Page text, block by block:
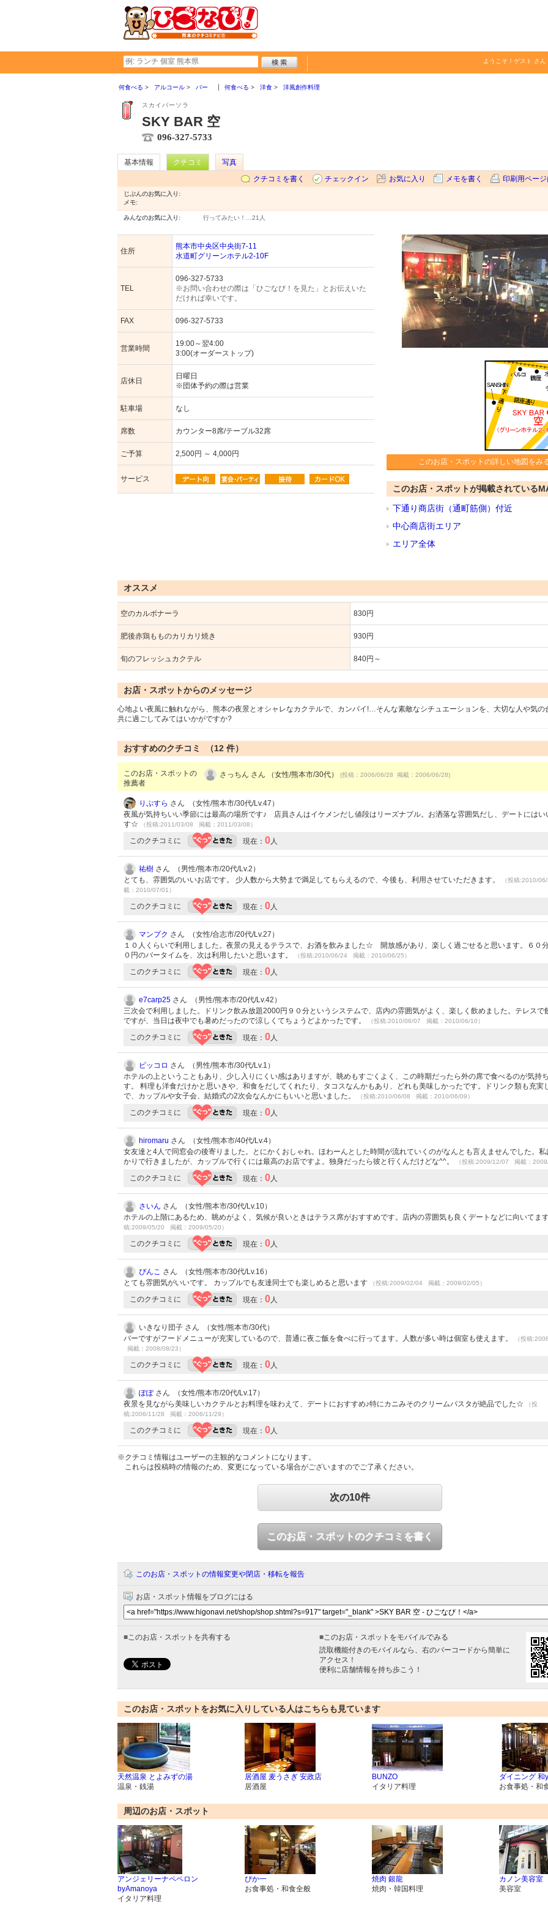
ようこそ！ ゲスト さん
何食べる アルコール バー 何食べる 洋食 洋風創作料理
スカイバーソラ
SKY BAR 空
096-327-5733
基本情報 クチコミ
写真
クチコミを書く
チェックイン お気に入り メモを書く 印刷用ページ
じぶんのお気に入り:
メモ:
みんなのお気に入り: 行ってみたい！… 21人
住所
熊本市中央区中央街7-11
水道町グリーンホテル2-10F
TEL
096-327-5733
※お問い合わせの際は「ひごなび！を見た」とお伝えいた
だければ幸いです。
FAX 096-327-5733
営業時間
19:00～翌4:00
3:00(オーダーストップ)
店休日
日曜日
※団体予約の際は営業
駐車場 なし
席数 カウンター8席/テーブル32席
ご予算 2,500円 ～ 4,000円
サービス
このお店・スポットの詳しい地図をみ
このお店・スポットが掲載されている
下通り商店街（通町筋側）付近
中心商店街エリア
エリア全体
オススメ
空のカルボナーラ 830円
肥後赤鶏もものカリカリ焼き 930円
旬のフレッシュカクテル 840円～
お店・スポットからのメッセージ
心地よい夜風に触れながら、熊本の夜景とオシャレなカクテルで、カンパイ!…そんな素敵なシチュエーションを、大切な人や気の
共に過ごしてみてはいかがですか?
おすすめのクチコミ （12 件）
このお店・スポットの
推薦者
さっちん さん （女性/熊本市/30代） (投稿：2006/06/28 掲載：2006/06/28)
りぷすら さん （女性/熊本市/30代/Lv.47）
夜風が気持ちいい季節には最高の場所です♪ 店員さんはイケメンだし値段はリーズナブル。お洒落な雰囲気だし、デートにはい
す☆
（投稿:2011/03/08 掲載：2011/03/08）
このクチコミに 現在： 0人
祐樹 さん （男性/熊本市/20代/Lv.2）
とても、雰囲気のいいお店です。 少人数から大勢まで満足してもらえるので、今後も、利用させていただきます。
（投稿:2010/
載：2010/07/01）
このクチコミに 現在： 0人
マンプク さん （女性/合志市/20代/Lv.27）
１０人くらいで利用しました。夜景の見えるテラスで、お酒を飲みました☆ 開放感があり、楽しく過ごせると思います。６０
０円のバータイムを、次は利用したいと思います。
（投稿:2010/06/24 掲載：2010/06/25）
このクチコミに 現在： 0人
e7carp25 さん （男性/熊本市/20代/Lv.42）
三次会で利用しました。ドリンク飲み放題2000円９０分というシステムで、店内の雰囲気がよく、楽しく飲めました。テレスで
ですが、当日は夜中でも暑めだったので涼しくてちょうどよかったです。
（投稿:2010/06/07 掲載：2010/06/10）
このクチコミに 現在： 0人
ピッコロ さん （男性/熊本市/30代/Lv.1）
ホテルの上ということもあり、少し入りにくい感はありますが、眺めもすごくよく、この時期だったら外の席で食べるのが気持
す。 料理も洋食だけかと思いきや、和食をだしてくれたり、タコスなんかもあり、どれも美味しかったです。ドリンク類も充実
で、カップルや女子会、結婚式の2次会なんかにもいいと思いました。
（投稿:2010/06/08 掲載：2010/06/09）
このクチコミに 現在： 0人
hiromaru さん （女性/熊本市/40代/Lv.4）
女友達と4人で同窓会の後寄りました。とにかくおしゃれ。ほわーんとした時間が流れていくのがなんとも言えませんでした。私
かりで行きましたが、カップルで行くには最高のお店ですよ。独身だったら彼と行くんだけどな^^。
（投稿:2009/12/07 掲載：2009/
このクチコミに 現在： 0人
さいん さん （女性/熊本市/30代/Lv.10）
ホテルの上階にあるため、眺めがよく、気候が良いときはテラス席がおすすめです。店内の雰囲気も良くデートなどに向いてま
稿:2009/05/20 掲載：2009/05/20）
このクチコミに 現在： 0人
ぴんこ さん （女性/熊本市/30代/Lv.16）
とても雰囲気がいいです。 カップルでも友達同士でも楽しめると思います
（投稿:2009/02/04 掲載：2009/02/05）
このクチコミに 現在： 0人
いきなり団子 さん （女性/熊本市/30代）
バーですがフードメニューが充実しているので、普通に夜ご飯を食べに行ってます。人数が多い時は個室も使えます。
（投稿
掲載：2008/08/23）
このクチコミに 現在： 0人
ぽぽさん （女性/熊本市/20代/Lv.17）
夜景を見ながら美味しいカクテルとお料理を味わえて、デートにおすすめ♪特にカニみそのクリームパスタが絶品でした☆
（投
稿:2006/11/28 掲載：2006/11/29）
このクチコミに 現在： 0人
※クチコミ情報はユーザーの主観的なコメントになります。
これらは投稿時の情報のため、変更になっている場合がございますのでご了承ください。
次の10件
このお店・スポットのクチコミを書く
このお店・スポットの情報変更や閉店・移転を報告
お店・スポット情報をブログにはる
■このお店・スポットを共有する ■このお店・スポットをモバイルでみる
読取機能付きのモバイルなら、右のバーコードから簡単に
アクセス！
便利に店舗情報を持ち歩こう！
このお店・スポットをお気に入りしている人はこちらも見ています
天然温泉 とよみずの湯
温泉・銭湯
居酒屋 麦うさぎ 安政店
居酒屋
BUNZO
イタリア料理
ダイニング 和
お食事処・和
周辺のお店・スポット
アンジェリーナペペロン
byAmanoya
イタリア料理
ぴか一
お食事処・和食全般
焼肉 銀龍
焼肉・韓国料理
カノン美容室
美容室